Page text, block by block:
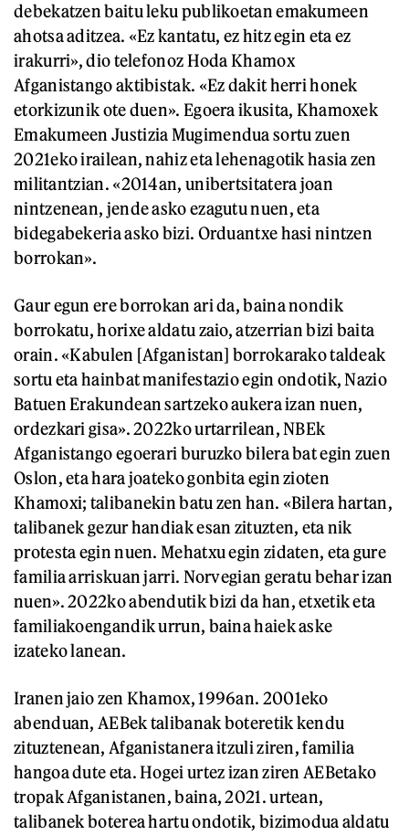
debekatzen baitu leku publikoetan emakumeen
ahotsa aditzea. «Ez kantatu, ez hitz egin eta ez
irakurri», dio telefonoz Hoda Khamox
Afganistango aktibistak. «Ez dakit herri honek
etorkizunik ote duen». Egoera ikusita, Khamoxek
Emakumeen Justizia Mugimendua sortu zuen
2021eko irailean, nahiz eta lehenagotik hasia zen
militantzian. «2014an, unibertsitatera joan
nintzenean, jende asko ezagutu nuen, eta
bidegabekeria asko bizi. Orduantxe hasi nintzen
borrokan».
Gaur egun ere borrokan ari da, baina nondik
borrokatu, horixe aldatu zaio, atzerrian bizi baita
orain. «Kabulen [Afganistan] borrokarako taldeak
sortu eta hainbat manifestazio egin ondotik, Nazio
Batuen Erakundean sartzeko aukera izan nuen,
ordezkari gisa». 2022ko urtarrilean, NBEk
Afganistango egoerari buruzko bilera bat egin zuen
Oslon, eta hara joateko gonbita egin zioten
Khamoxi; talibanekin batu zen han. «Bilera hartan,
talibanek gezur handiak esan zituzten, eta nik
protesta egin nuen. Mehatxu egin zidaten, eta gure
familia arriskuan jarri. Norvegian geratu behar izan
nuen». 2022ko abendutik bizi da han, etxetik eta
familiakoengandik urrun, baina haiek aske
izateko lanean.
Iranen jaio zen Khamox, 1996an. 2001eko
abenduan, AEBek talibanak boteretik kendu
zituztenean, Afganistanera itzuli ziren, familia
hangoa dute eta. Hogei urtez izan ziren AEBetako
tropak Afganistanen, baina, 2021. urtean,
talibanek boterea hartu ondotik, bizimodua aldatu